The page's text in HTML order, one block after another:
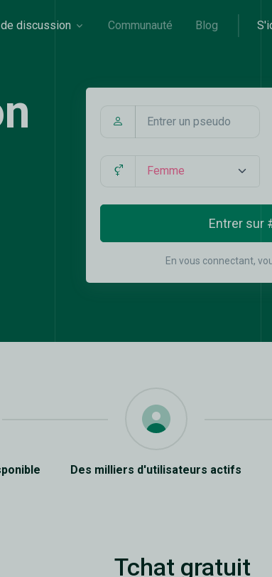
discussion Communauté Blog
Entrer sur
En vous connectant,
Des milliers d'utilisateurs actifs
Tchat gratuit